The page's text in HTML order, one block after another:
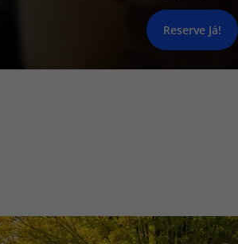
Reserve Já!